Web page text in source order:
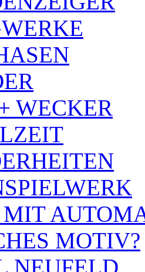
WECKER
MOTIV?